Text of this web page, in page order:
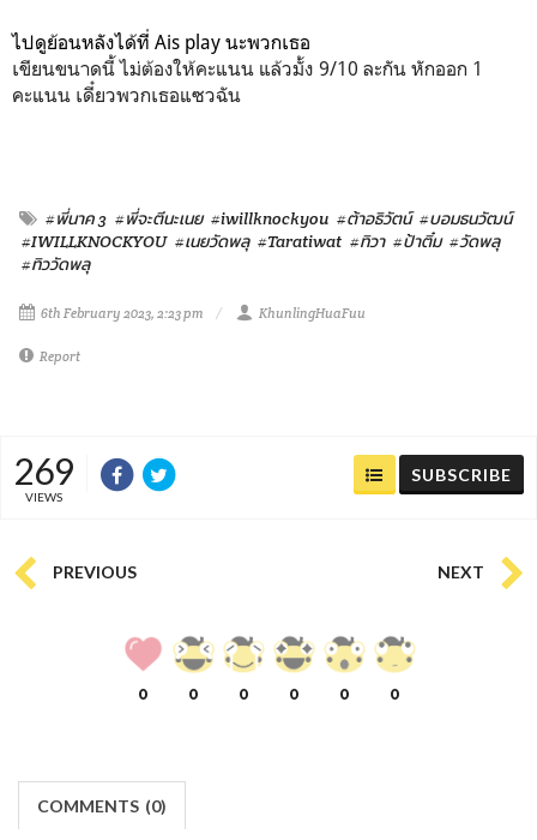
ไปดูย้อนหลังได้ที่ Ais play นะพวกเธอ
เขียนขนาดนี้ ไม่ต้องให้คะแนน แล้วมั้ง 9/10 ละกัน หักออก 1
คะแนน เดี๋ยวพวกเธอแซวฉัน
#พี่นาค 3 #พี่จะตีนะเนย #iwillknockyou #ต้าอธิวัตน์ #บอมธนวัฒน์
#IWILLKNOCKYOU #เนยวัดพลุ #Taratiwat #ทิวา #ป้าติ๋ม #วัดพลุ
#ทิววัดพลุ
6th February 2023, 2:23 pm KhunlingHuaFuu
Report
269
VIEWS
SUBSCRIBE
PREVIOUS NEXT
0 0 0 0 0 0
COMMENTS (0)